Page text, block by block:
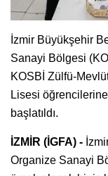
İzmir Büyükşehir
Sanayi Bölgesi
KOSBİ Zülfü-
Lisesi
başlatıldı.
İZMİR (İGFA) -
Organize Sanayi